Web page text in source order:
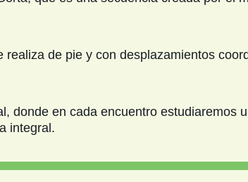
realiza de pie y con desplazamientos
donde en cada encuentro estudiaremos
integral.